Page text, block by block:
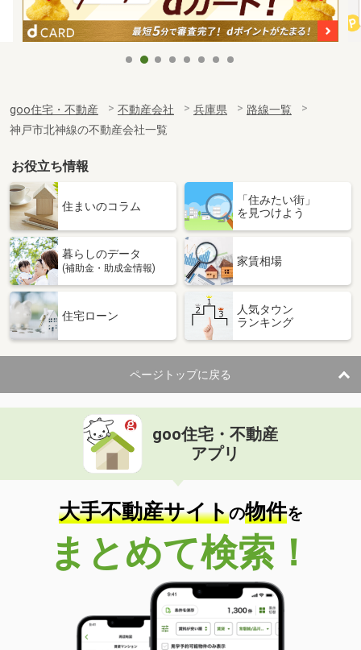
goo住宅・不動産 不動産会社 兵庫県
路線一覧
神戸市北神線の不動産会社一覧
お役立ち情報
住まいのコラム
「住みたい街」
を見つけよう
暮らしのデータ
(補助金・助成金情報)
家賃相場
住宅ローン
人気タウン
ランキング
ページトップに戻る
goo住宅・不動産
アプリ
大手不動産サイトの物件を
まとめて検索！